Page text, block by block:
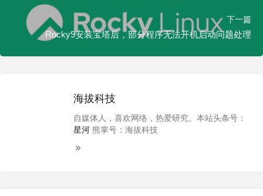
下一篇
Rocky9安装宝塔后，部分程序无法开机启动问题处理
海拔科技
自媒体人，喜欢网络，热爱研究。本站头条号：
星河 熊掌号：海拔科技